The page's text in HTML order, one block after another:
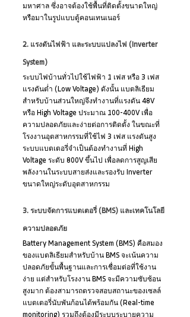
มหาศาล ซึ่งอาจต้องใช้พื้นที่ติดตั้งขนาดใหญ่
หรือมาในรูปแบบตู้คอนเทนเนอร์
2. แรงดันไฟฟ้า และระบบแปลงไฟ (Inverter
System)
ระบบไฟบ้านทั่วไปใช้ไฟฟ้า 1 เฟส หรือ 3 เฟส
แรงดันต่ำ (Low Voltage) ดังนั้น แบตลิเธียม
สำหรับบ้านส่วนใหญ่จึงทำงานที่แรงดัน 48V
หรือ High Voltage ประมาณ 100-400V เพื่อ
ความปลอดภัยและง่ายต่อการติดตั้ง ในขณะที่
โรงงานอุตสาหกรรมที่ใช้ไฟ 3 เฟส แรงดันสูง
ระบบแบตเตอรี่จำเป็นต้องทำงานที่ High
Voltage ระดับ 800V ขึ้นไป เพื่อลดการสูญเสีย
พลังงานในระบบสายส่งและรองรับ Inverter
ขนาดใหญ่ระดับอุตสาหกรรม
3. ระบบจัดการแบตเตอรี่ (BMS) และเทคโนโลยี
ความปลอดภัย
Battery Management System (BMS) คือสมอง
ของแบตลิเธียมสำหรับบ้าน BMS จะเน้นความ
ปลอดภัยขั้นพื้นฐานและการเชื่อมต่อที่ใช้งาน
ง่าย แต่สำหรับโรงงาน BMS จะมีความซับซ้อน
สูงมาก ต้องสามารถตรวจสอบสถานะของเซลล์
แบตเตอรี่นับพันก้อนได้พร้อมกัน (Real-time
monitoring) รวมถึงต้องมีระบบระบายความ